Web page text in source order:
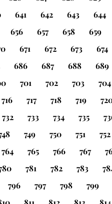
641 642 643
644
656 657 658
659
671 672 673
674
686 687 688
689
701 702 703
704
716 717 718 719
732 733 734 735
749 750 751
752
764 765 766 767
781 782 783
796 797 798
799